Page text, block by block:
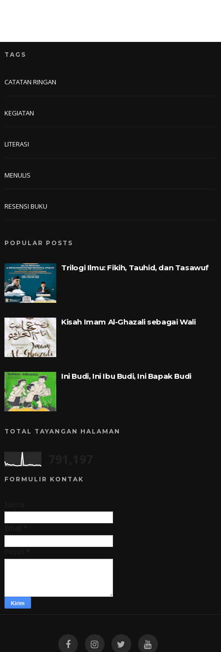
TAGS
CATATAN RINGAN
KEGIATAN
LITERASI
MENULIS
RESENSI BUKU
POPULAR POSTS
Trilogi Ilmu: Fikih, Tauhid, dan Tasawuf
Kisah Imam Al-Ghazali sebagai Wali
Ini Budi, Ini Ibu Budi, Ini Bapak Budi
TOTAL TAYANGAN HALAMAN
FORMULIR KONTAK